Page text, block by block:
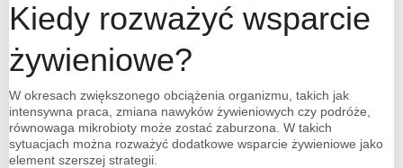
Kiedy rozważyć wsparcie
żywieniowe?
W okresach zwiększonego obciążenia organizmu, takich jak
intensywna praca, zmiana nawyków żywieniowych czy podróże,
równowaga mikrobioty może zostać zaburzona. W takich
sytuacjach można rozważyć dodatkowe wsparcie żywieniowe jako
element szerszej strategii.